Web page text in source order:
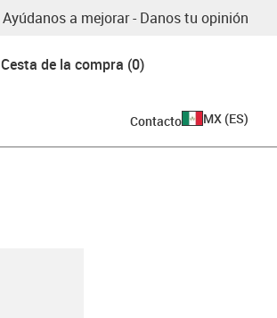
Ayúdanos a mejorar - Danos tu opinión
Cesta de la compra (0)
Contacto MX (ES)